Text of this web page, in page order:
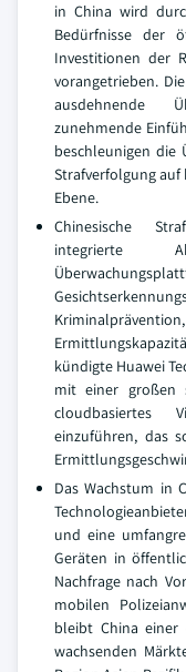
in China wird
Bedürfnisse der
Investitionen der
vorangetrieben.
ausdehnende
zunehmende
beschleunigen die
Strafverfolgung
Ebene.
Chinesische
integrierte
kündigte Huawei
mit einer großen
cloudbasiertes
einzuführen, das
Das Wachstum in
und eine
Geräten in
Nachfrage nach
mobilen
bleibt China einer
wachsenden